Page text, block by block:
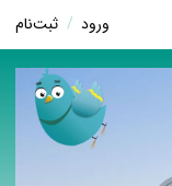
ورود / ثبت‌نام